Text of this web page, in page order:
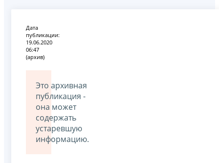
Дата
публикации:
19.06.2020
06:47
(архив)
Это архивная
публикация -
она может
содержать
устаревшую
информацию.